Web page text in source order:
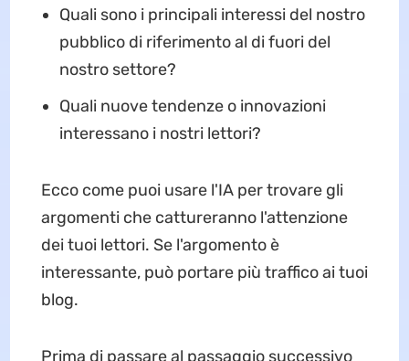
Quali sono i principali interessi del nostro
pubblico di riferimento al di fuori del
nostro settore?
Quali nuove tendenze o innovazioni
interessano i nostri lettori?
Ecco come puoi usare l'IA per trovare gli
argomenti che cattureranno l'attenzione
dei tuoi lettori. Se l'argomento è
interessante, può portare più traffico ai tuoi
blog.
Prima di passare al passaggio successivo